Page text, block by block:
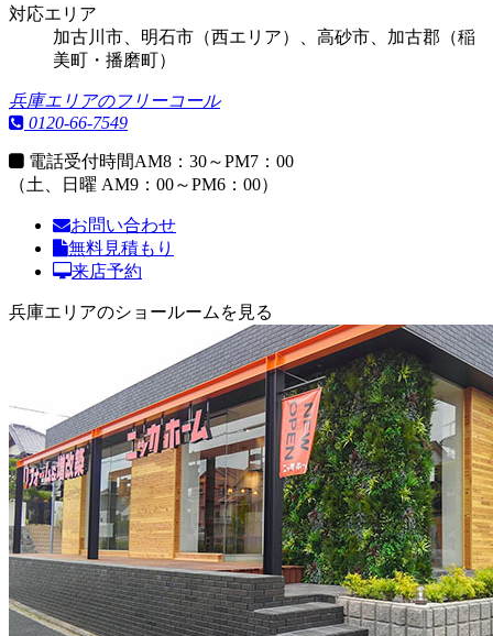
対応エリア
加古川市、明石市（西エリア）、高砂市、加古郡（稲
美町・播磨町）
兵庫エリアのフリーコール
0120-66-7549
電話受付時間AM8：30～PM7：00
（土、日曜 AM9：00～PM6：00）
お問い合わせ
無料見積もり
来店予約
兵庫エリアのショールームを見る